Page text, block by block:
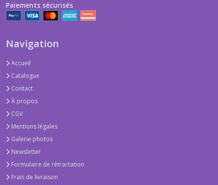
Paiements sécurisés
Navigation
Accueil
Catalogue
Contact
À propos
CGV
Mentions légales
Galerie photos
Newsletter
Formulaire de rétractation
Frais de livraison